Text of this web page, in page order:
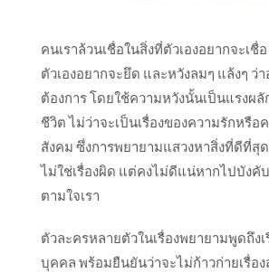
คนเราล้วนเชื่อในสิ่งที่ตัวเองอยากจะเ
ตัวเองอยากจะยึด และหวังลมๆ แล้งๆ ว่
ต้องการ โดยใช้ความหวังนั้นเป็นแรงผ
ชีวิต ไม่ว่าจะเป็นเรื่องของความรักหรือ
สังคม ซึ่งการพยายามแสวงหาสิ่งที่ดีที่สุ
ไม่ใช่เรื่องผิด แต่คงไม่ดีแน่หากไปบังคั
ตามใจเรา
ตัวละครหลายตัวในเรื่องพยายามพูดถึง
บุคคล พร้อมยืนยันว่าจะไม่ก้าวก่ายเรื่อ